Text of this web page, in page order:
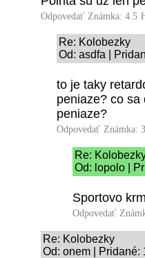
Odpovedať Známka: 4.5
Re: Kolobezky
Od: asdfa |
to je taky
peniaze? co sa
peniaze?
Odpovedať Známka:
Re:
Od: lopolo |
Sportovo
Odpovedať
Re: Kolobezky
Od: onem | Pridané: